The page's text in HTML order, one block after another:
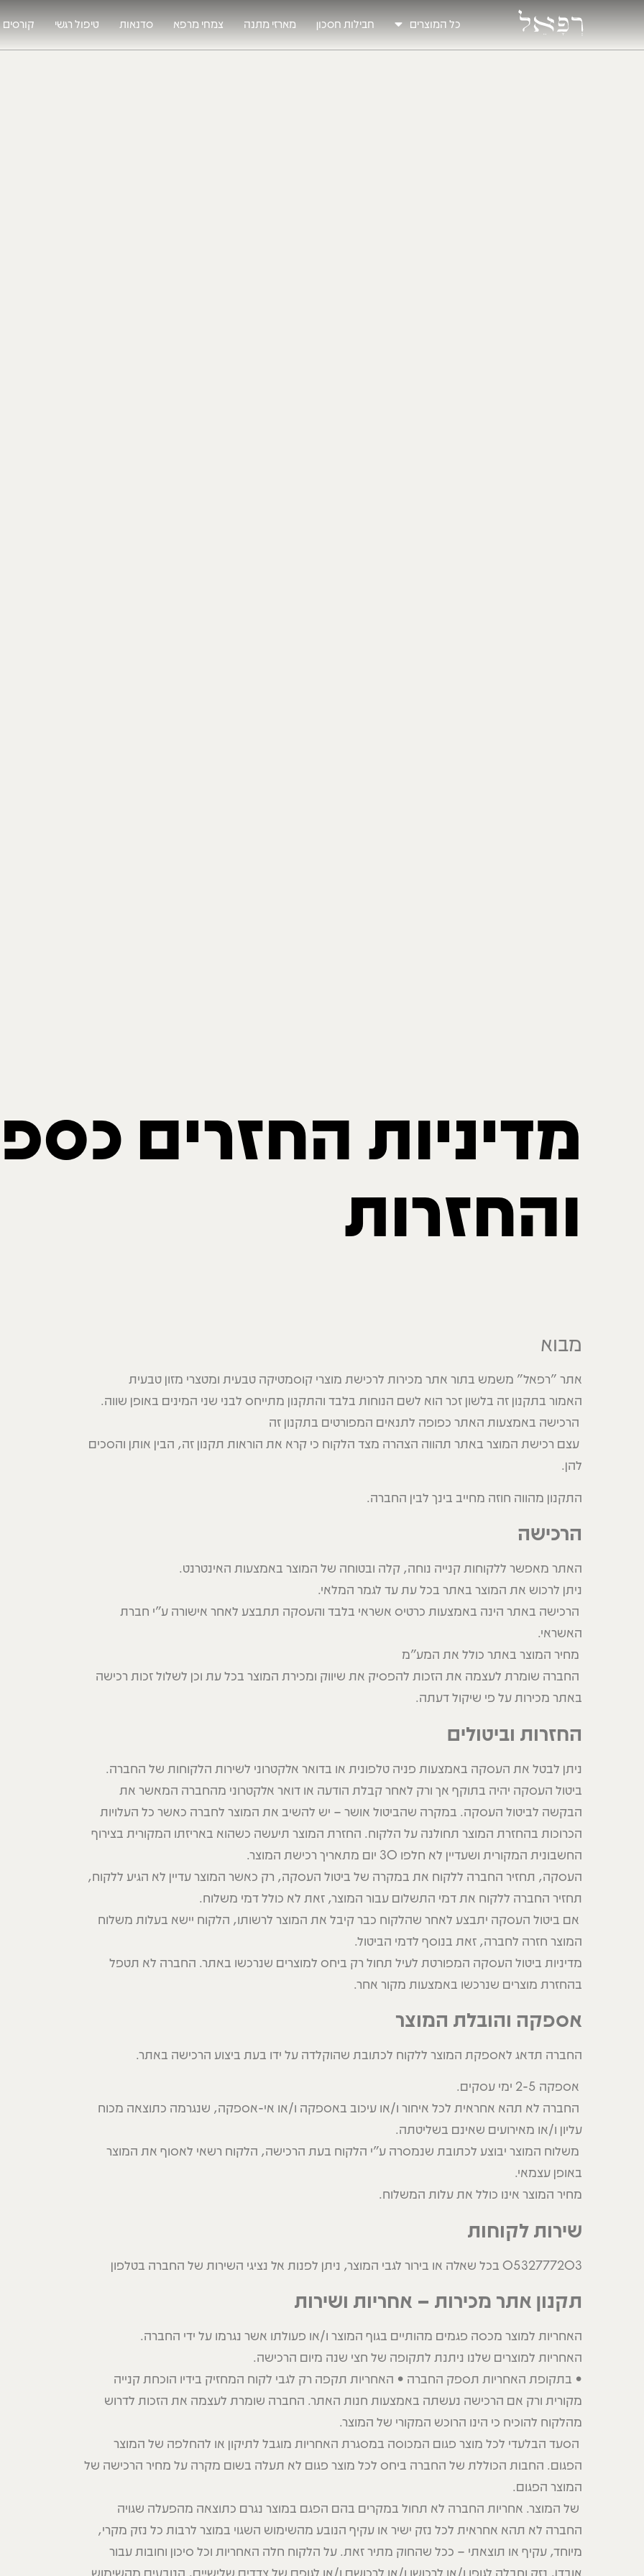
כל המוצרים חבילות חסכון מארזי מתנה צמחי מרפא סדנאות טיפול רגשי קורסים
מדיניות החזרים
והחזרות
מבוא
אתר "רפאל" משמש בתור אתר מכירות לרכישת מוצרי קוסמטיקה טבעית ומטצרי מזון טבעית
האמור בתקנון זה בלשון זכר הוא לשם הנוחות בלבד והתקנון מתייחס לבני שני המינים באופן שווה.
הרכישה באמצעות האתר כפופה לתנאים המפורטים בתקנון זה
עצם רכישת המוצר באתר תהווה הצהרה מצד הלקוח כי קרא את הוראות תקנון זה, הבין אותן והסכים
להן.
התקנון מהווה חוזה מחייב בינך לבין החברה.
הרכישה
האתר מאפשר ללקוחות קנייה נוחה, קלה ובטוחה של המוצר באמצעות האינטרנט.
ניתן לרכוש את המוצר באתר בכל עת עד לגמר המלאי.
הרכישה באתר הינה באמצעות כרטיס אשראי בלבד והעסקה תתבצע לאחר אישורה ע"י חברת
האשראי.
מחיר המוצר באתר כולל את המע"מ
החברה שומרת לעצמה את הזכות להפסיק את שיווק ומכירת המוצר בכל עת וכן לשלול זכות רכישה
באתר מכירות על פי שיקול דעתה.
החזרות וביטולים
ניתן לבטל את העסקה באמצעות פניה טלפונית או בדואר אלקטרוני לשירות הלקוחות של החברה.
ביטול העסקה יהיה בתוקף אך ורק לאחר קבלת הודעה או דואר אלקטרוני מהחברה המאשר את
הבקשה לביטול העסקה. במקרה שהביטול אושר – יש להשיב את המוצר לחברה כאשר כל העלויות
הכרוכות בהחזרת המוצר תחולנה על הלקוח. החזרת המוצר תיעשה כשהוא באריזתו המקורית בצירוף
החשבונית המקורית ושעדיין לא חלפו 30 יום מתאריך רכישת המוצר.
העסקה, תחזיר החברה ללקוח את במקרה של ביטול העסקה, רק כאשר המוצר עדיין לא הגיע ללקוח,
תחזיר החברה ללקוח את דמי התשלום עבור המוצר, זאת לא כולל דמי משלוח.
אם ביטול העסקה יתבצע לאחר שהלקוח כבר קיבל את המוצר לרשותו, הלקוח יישא בעלות משלוח
המוצר חזרה לחברה, זאת בנוסף לדמי הביטול.
מדיניות ביטול העסקה המפורטת לעיל תחול רק ביחס למוצרים שנרכשו באתר. החברה לא תטפל
בהחזרת מוצרים שנרכשו באמצעות מקור אחר.
אספקה והובלת המוצר
החברה תדאג לאספקת המוצר ללקוח לכתובת שהוקלדה על ידו בעת ביצוע הרכישה באתר.
אספקה 2-5 ימי עסקים.
החברה לא תהא אחראית לכל איחור ו/או עיכוב באספקה ו/או אי-אספקה, שנגרמה כתוצאה מכוח
עליון ו/או מאירועים שאינם בשליטתה.
משלוח המוצר יבוצע לכתובת שנמסרה ע"י הלקוח בעת הרכישה, הלקוח רשאי לאסוף את המוצר
באופן עצמאי.
מחיר המוצר אינו כולל את עלות המשלוח.
שירות לקוחות
0532777203 בכל שאלה או בירור לגבי המוצר, ניתן לפנות אל נציגי השירות של החברה בטלפון
תקנון אתר מכירות – אחריות ושירות
האחריות למוצר מכסה פגמים מהותיים בגוף המוצר ו/או פעולתו אשר נגרמו על ידי החברה.
האחריות למוצרים שלנו ניתנת לתקופה של חצי שנה מיום הרכישה.
• בתקופת האחריות תספק החברה • האחריות תקפה רק לגבי לקוח המחזיק בידיו הוכחת קנייה
מקורית ורק אם הרכישה נעשתה באמצעות חנות האתר. החברה שומרת לעצמה את הזכות לדרוש
מהלקוח להוכיח כי הינו הרוכש המקורי של המוצר.
הסעד הבלעדי לכל מוצר פגום המכוסה במסגרת האחריות מוגבל לתיקון או להחלפה של המוצר
הפגום. החבות הכוללת של החברה ביחס לכל מוצר פגום לא תעלה בשום מקרה על מחיר הרכישה של
המוצר הפגום.
של המוצר. אחריות החברה לא תחול במקרים בהם הפגם במוצר נגרם כתוצאה מהפעלה שגויה
החברה לא תהא אחראית לכל נזק ישיר או עקיף הנובע מהשימוש השגוי במוצר לרבות כל נזק מקרי,
מיוחד, עקיף או תוצאתי – ככל שהחוק מתיר זאת. על הלקוח חלה האחריות וכל סיכון וחובות עבור
אובדן, נזק וחבלה לגופו ו/או לרכושו ו/או לרכושם ו/או לגופם של צדדים שלישיים, הנובעים מהשימוש